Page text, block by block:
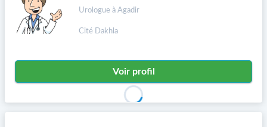
Urologue à Agadir
Cité Dakhla
Voir profil